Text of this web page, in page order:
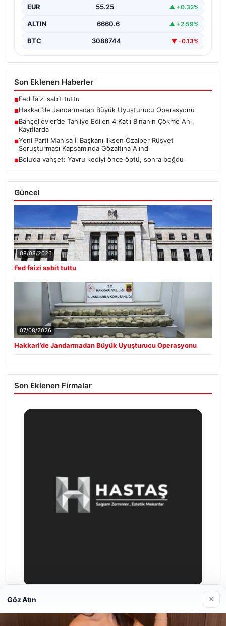
EUR 55.25 ▲ +0.32%
ALTIN 6660.6 ▲ +2.59%
BTC 3088744 ▼ -0.13%
Son Eklenen Haberler
■Fed faizi sabit tuttu
■Hakkari’de Jandarmadan Büyük Uyuşturucu Operasyonu
■Bahçelievler’de Tahliye Edilen 4 Katlı Binanın Çökme Anı
Kayıtlarda
■Yeni Parti Manisa İl Başkanı İlksen Özalper Rüşvet
Soruşturması Kapsamında Gözaltına Alındı
■Bolu’da vahşet: Yavru kediyi önce öptü, sonra boğdu
Güncel
08/08/2026
Fed faizi sabit tuttu
07/08/2026
Hakkari’de Jandarmadan Büyük Uyuşturucu Operasyonu
Son Eklenen Firmalar
Göz Atın ×